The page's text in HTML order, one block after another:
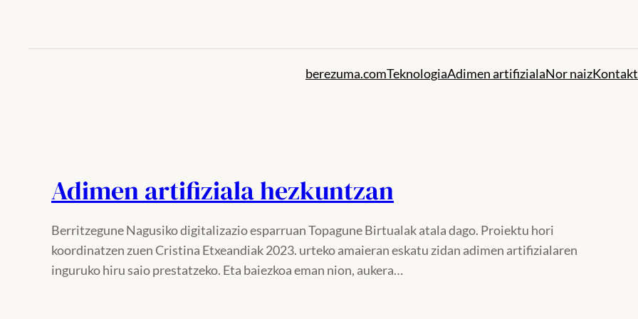
berezuma.comTeknologiaAdimen artifizialaNor naiz
Adimen artifiziala hezkuntzan
Berritzegune Nagusiko digitalizazio esparruan Topagune Birtualak atala dago. Proiektu hori
koordinatzen zuen Cristina Etxeandiak 2023. urteko amaieran eskatu zidan adimen artifizialaren
inguruko hiru saio prestatzeko. Eta baiezkoa eman nion, aukera…